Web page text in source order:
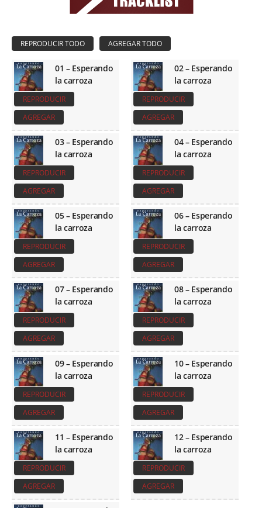
01 – Esperando
la carroza
REPRODUCIR
AGREGAR
02 – Esperando
la carroza
REPRODUCIR
AGREGAR
03 – Esperando
la carroza
REPRODUCIR
AGREGAR
04 – Esperando
la carroza
REPRODUCIR
AGREGAR
05 – Esperando
la carroza
REPRODUCIR
AGREGAR
06 – Esperando
la carroza
REPRODUCIR
AGREGAR
07 – Esperando
la carroza
REPRODUCIR
AGREGAR
08 – Esperando
la carroza
REPRODUCIR
AGREGAR
09 – Esperando
la carroza
REPRODUCIR
AGREGAR
10 – Esperando
la carroza
REPRODUCIR
AGREGAR
11 – Esperando
la carroza
REPRODUCIR
AGREGAR
12 – Esperando
la carroza
REPRODUCIR
AGREGAR